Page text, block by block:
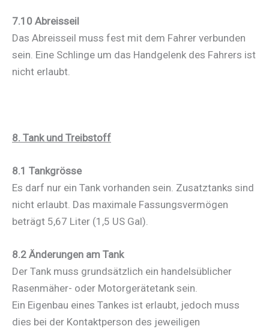
7.10 Abreisseil
Das Abreisseil muss fest mit dem Fahrer verbunden
sein. Eine Schlinge um das Handgelenk des Fahrers ist
nicht erlaubt.
8. Tank und Treibstoff
8.1 Tankgrösse
Es darf nur ein Tank vorhanden sein. Zusatztanks sind
nicht erlaubt. Das maximale Fassungsvermögen
beträgt 5,67 Liter (1,5 US Gal).
8.2 Änderungen am Tank
Der Tank muss grundsätzlich ein handelsüblicher
Rasenmäher- oder Motorgerätetank sein.
Ein Eigenbau eines Tankes ist erlaubt, jedoch muss
dies bei der Kontaktperson des jeweiligen